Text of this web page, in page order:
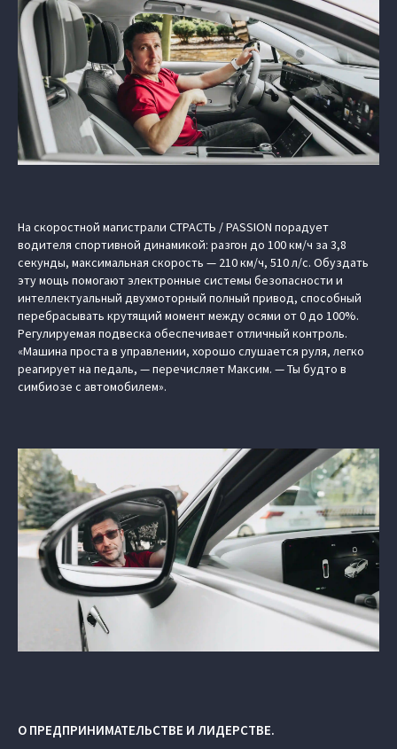
На скоростной магистрали СТРАСТЬ / PASSION порадует
водителя спортивной динамикой: разгон до 100 км/ч за 3,8
секунды, максимальная скорость — 210 км/ч, 510 л/с. Обуздать
эту мощь помогают электронные системы безопасности и
интеллектуальный двухмоторный полный привод, способный
перебрасывать крутящий момент между осями от 0 до 100%.
Регулируемая подвеска обеспечивает отличный контроль.
«Машина проста в управлении, хорошо слушается руля, легко
реагирует на педаль, — перечисляет Максим. — Ты будто в
симбиозе с автомобилем».
О ПРЕДПРИНИМАТЕЛЬСТВЕ И ЛИДЕРСТВЕ.